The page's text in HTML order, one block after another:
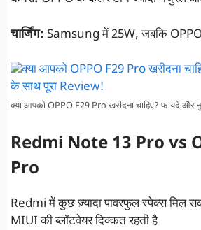
चार्जिंग: Samsung में 25W, जबकि
क्या आपको OPPO F29 Pro खरीदना चाहिए? फायदे और
Redmi Note 13 Pro vs
Pro
Redmi में कुछ ज़्यादा पावरफुल स्पेक्स मिल
MIUI की ब्लॉटवेयर दिक्कत रहती है